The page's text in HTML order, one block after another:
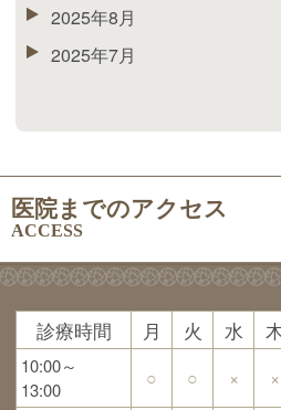
2025年8月
2025年7月
医院までのアクセス
ACCESS
診療時間 月 火 水
10:00～
13:00
○ ○ × ×